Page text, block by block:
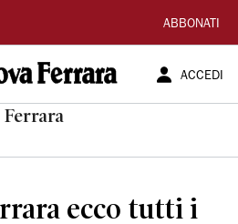
ABBONATI
ACCEDI
Ferrara
ecco tutti i